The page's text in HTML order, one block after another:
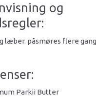
og
læber. påsmøres flere
Parkii Butter